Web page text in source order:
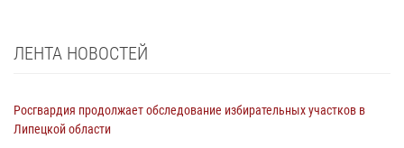
ЛЕНТА НОВОСТЕЙ
Росгвардия продолжает обследование избирательных участков в
Липецкой области